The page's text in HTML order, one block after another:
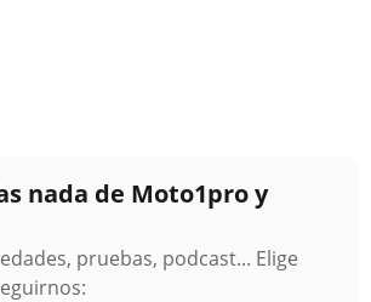
nada de Moto1pro y
pruebas, podcast... Elige